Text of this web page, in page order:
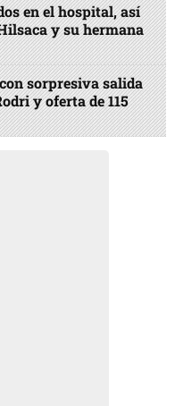
en el hospital, así
y su hermana
sorpresiva salida
y oferta de 115